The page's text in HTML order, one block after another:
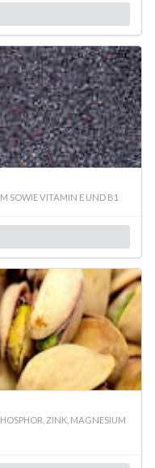
SOWIE VITAMIN E UND B1
ZINK, MAGNESIUM